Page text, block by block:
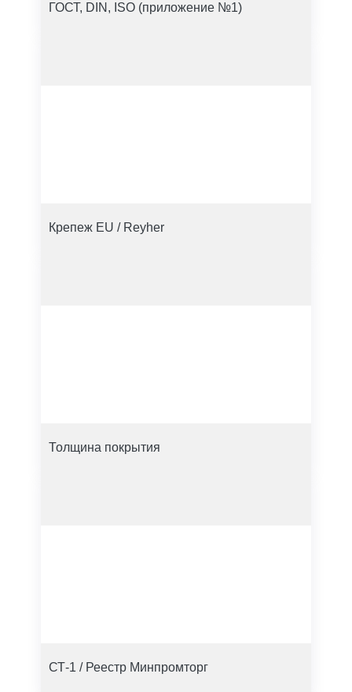
ГОСТ, DIN, ISO (приложение №1)
Крепеж EU / Reyher
Толщина покрытия
СТ-1 / Реестр Минпромторг